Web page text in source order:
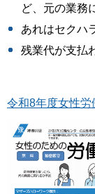
ど、元の業務
あれはセクハ
残業代が支払
令和8年度女性労